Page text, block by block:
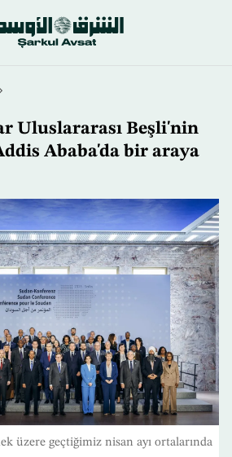
Uluslararası Beşli'nin
Ababa'da bir araya
üzere geçtiğimiz nisan ayı ortalarında